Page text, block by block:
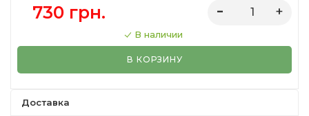
730 грн.
В наличии
В КОРЗИНУ
Доставка